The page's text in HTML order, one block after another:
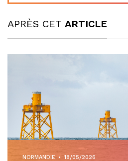
APRÈS CET ARTICLE
NORMANDIE • 18/05/2026